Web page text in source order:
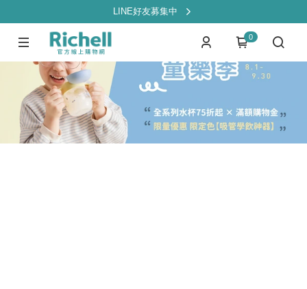
LINE好友募集中
0